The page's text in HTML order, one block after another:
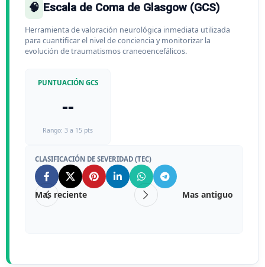
🧠 Escala de Coma de Glasgow (GCS)
Herramienta de valoración neurológica inmediata utilizada
para cuantificar el nivel de conciencia y monitorizar la
evolución de traumatismos craneoencefálicos.
PUNTUACIÓN GCS
--
Rango: 3 a 15 pts
CLASIFICACIÓN DE SEVERIDAD (TEC)
Mas reciente Mas antiguo